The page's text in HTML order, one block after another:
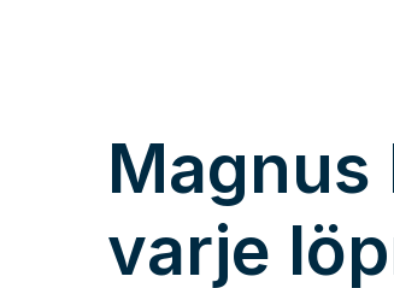
Magnus
varje